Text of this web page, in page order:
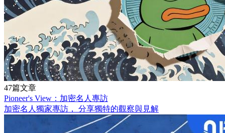
47篇文章
Pioneer's View：加密名人專訪
加密名人獨家專訪， 分享獨特的觀察與見解